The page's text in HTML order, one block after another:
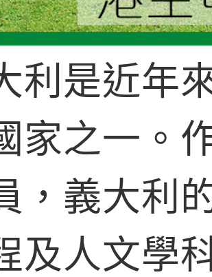
利是近年
家之一。
，義大利
及人文學